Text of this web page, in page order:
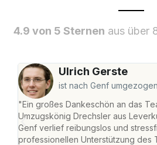
4.9 von 5 Sternen aus über
Ulrich Gerste
ist nach Genf umgezogen
"Ein großes Dankeschön an das
Umzugskönig Drechsler aus
Genf verlief reibungslos und
professionellen Unterstützung des